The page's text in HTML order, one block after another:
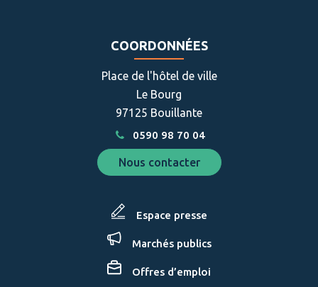
compte
Facebook
compte
Instagram
COORDONNÉES
Place de l'hôtel de ville
Le Bourg
97125 Bouillante
0590 98 70 04
Nous contacter
Espace presse
Marchés publics
Offres d’emploi